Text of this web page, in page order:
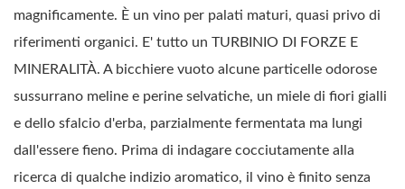
magnificamente. È un vino per palati maturi, quasi privo di
riferimenti organici. E' tutto un TURBINIO DI FORZE E
MINERALITÀ. A bicchiere vuoto alcune particelle odorose
sussurrano meline e perine selvatiche, un miele di fiori gialli
e dello sfalcio d'erba, parzialmente fermentata ma lungi
dall'essere fieno. Prima di indagare cocciutamente alla
ricerca di qualche indizio aromatico, il vino è finito senza